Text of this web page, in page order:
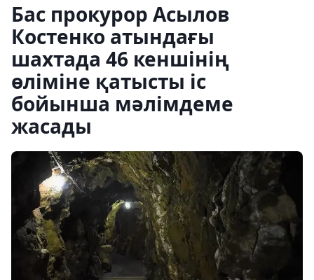
Бас прокурор Асылов
Костенко атындағы
шахтада 46 кеншінің
өліміне қатысты іс
бойынша мәлімдеме
жасады